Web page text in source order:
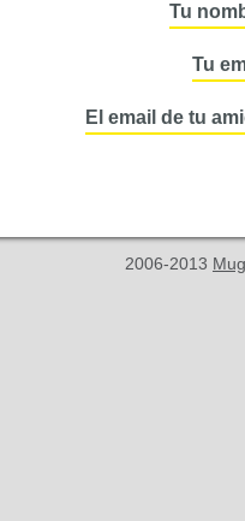
Tu
Tu
El email de tu
2006-2013